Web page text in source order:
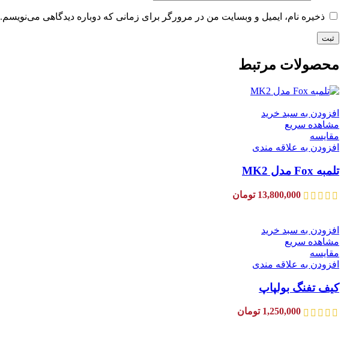
ذخیره نام، ایمیل و وبسایت من در مرورگر برای زمانی که دوباره دیدگاهی می‌نویسم.
محصولات مرتبط
افزودن به سبد خرید
مشاهده سریع
مقایسه
افزودن به علاقه مندی
تلمبه Fox مدل MK2
13,800,000 تومان
افزودن به سبد خرید
مشاهده سریع
مقایسه
افزودن به علاقه مندی
کیف تفنگ بولپاپ
1,250,000 تومان